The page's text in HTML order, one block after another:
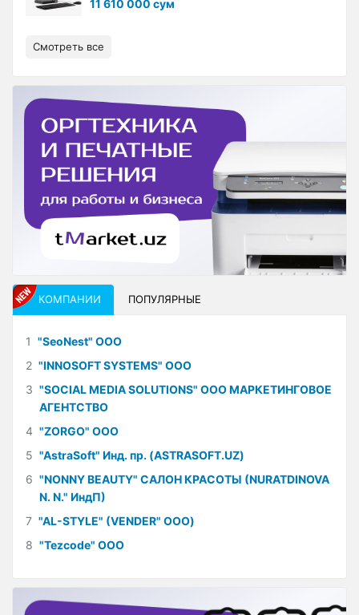
11 610 000 сум
Смотреть все
КОМПАНИИ ПОПУЛЯРНЫЕ
1 "SeoNest" ООО
2 "INNOSOFT SYSTEMS" ООО
3 "SOCIAL MEDIA SOLUTIONS" ООО МАРКЕТИНГОВОЕ
АГЕНТСТВО
4 "ZORGO" ООО
5 "AstraSoft" Инд. пр. (ASTRASOFT.UZ)
6 "NONNY BEAUTY" САЛОН КРАСОТЫ (NURATDINOVA
N. N." ИндП)
7 "AL-STYLE" (VENDER" ООО)
8 "Tezcode" ООО